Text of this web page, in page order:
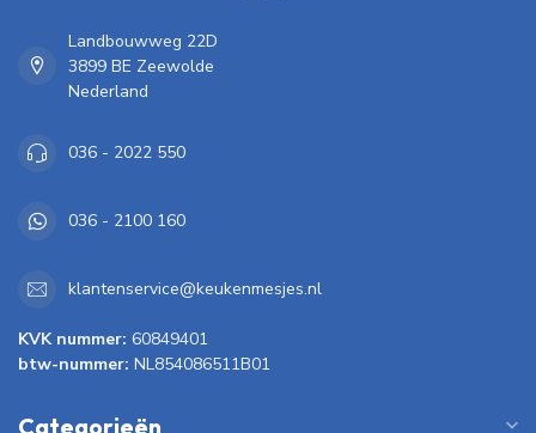
Landbouwweg 22D
3899 BE Zeewolde
Nederland
036 - 2022 550
036 - 2100 160
klantenservice@keukenmesjes.nl
KVK nummer: 60849401
btw-nummer: NL854086511B01
Categorieën